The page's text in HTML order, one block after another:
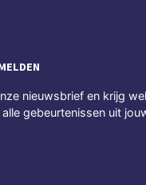
nieuwsbrief en krijg
gebeurtenissen uit